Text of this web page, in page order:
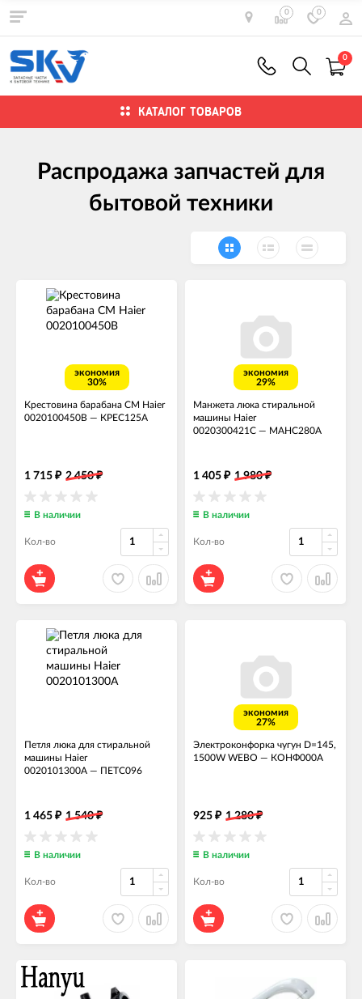
0 0
0
КАТАЛОГ ТОВАРОВ
Распродажа запчастей для
бытовой техники
экономия
30%
Крестовина барабана СМ Haier
0020100450B — КРЕС125А
1 715 ₽ 2 450₽
В наличии
Кол-во
экономия
29%
Манжета люка стиральной
машины Haier
0020300421C — МАНС280А
1 405 ₽ 1 980₽
В наличии
Кол-во
Петля люка для стиральной
машины Haier
0020101300A — ПЕТС096
1 465 ₽ 1 540₽
В наличии
Кол-во
экономия
27%
Электроконфорка чугун D=145,
1500W WEBO — КОНФ000А
925 ₽ 1 280₽
В наличии
Кол-во